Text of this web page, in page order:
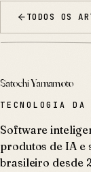
TODOS OS
Satochi Yamamoto
TECNOLOGIA DA
Software
produtos de IA e
brasileiro desde